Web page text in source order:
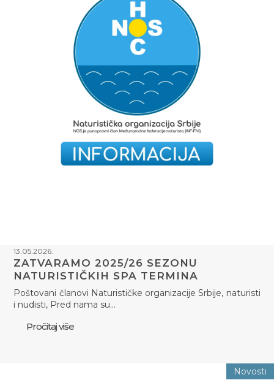
13.05.2026.
ZATVARAMO 2025/26 SEZONU
NATURISTIČKIH SPA TERMINA
Poštovani članovi Naturističke organizacije Srbije, naturisti
i nudisti, Pred nama su…
Pročitaj više
Novosti